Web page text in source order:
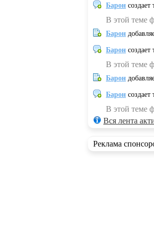
Барон создает
В этой теме
Барон
Барон создает
В этой теме
Барон
Барон создает
В этой теме
Вся лента
Реклама